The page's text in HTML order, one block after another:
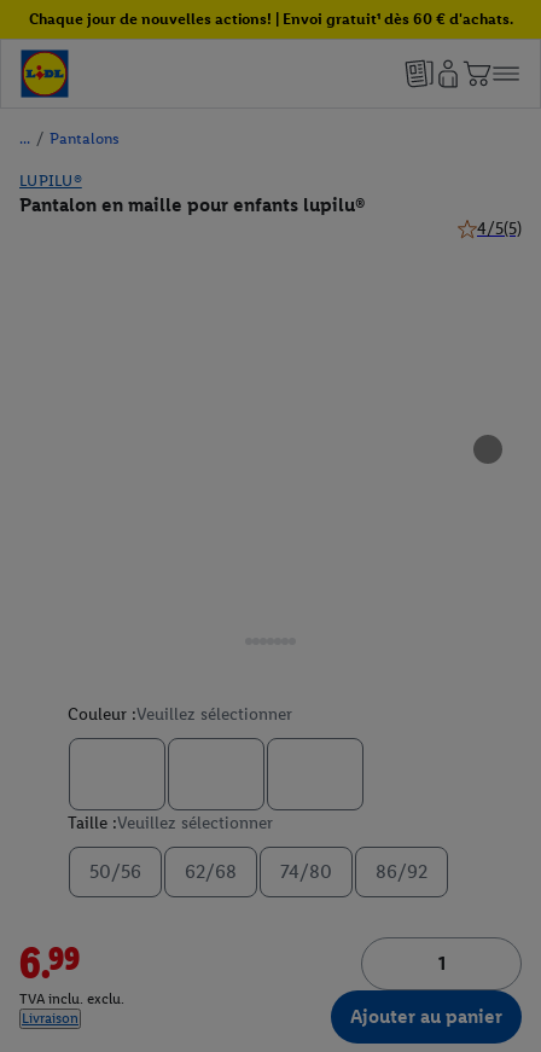
Chaque jour de nouvelles actions! | Envoi gratuit¹ dès 60 € d'achats.
/ Pantalons
LUPILU®
Pantalon en maille pour enfants lupilu®
4/5(5)
Couleur :Veuillez sélectionner
Taille :Veuillez sélectionner
50/56 62/68 74/80 86/92
6.99
TVA inclu. exclu.
Livraison
Ajouter au panier